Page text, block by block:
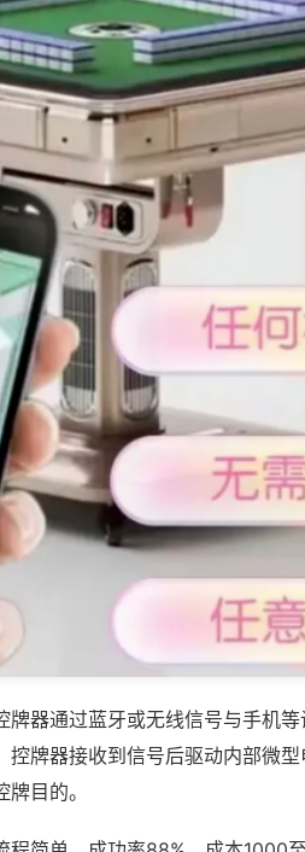
器通过蓝牙或无线信号与手机
牌器接收到信号后驱动内部微
目的。